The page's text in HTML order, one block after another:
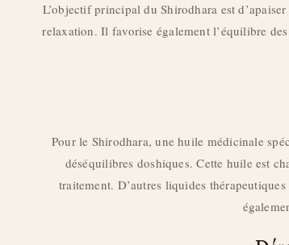
L’objectif principal du Shirodhara est
relaxation. Il favorise également l’équilibre
Pour le Shirodhara, une huile médicinale
déséquilibres doshiques. Cette huile est
traitement. D’autres liquides